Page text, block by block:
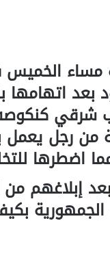
مساء
اتهامها
15 كلم جنوب
من رجل يعمل
اضطرها
إبلاغهم